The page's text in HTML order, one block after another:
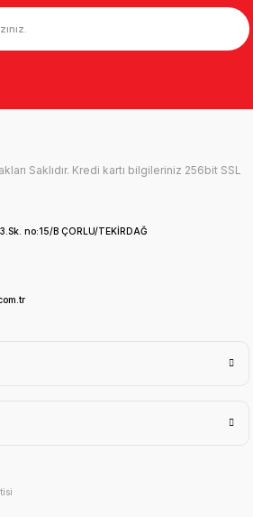
Saklıdır. Kredi kartı bilgileriniz 256bit SSL
no:15/B ÇORLU/TEKİRDAĞ